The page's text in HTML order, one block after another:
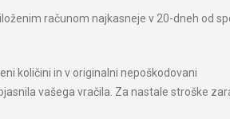
računom najkasneje v 20-dneh od
količini in v originalni nepoškodovani
vašega vračila. Za nastale stroške